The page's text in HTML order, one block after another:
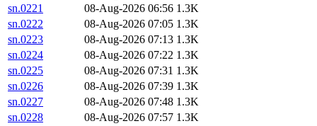
sn.0221
08-Aug-2026 06:56 1.3K
sn.0222
08-Aug-2026 07:05 1.3K
sn.0223
08-Aug-2026 07:13 1.3K
sn.0224
08-Aug-2026 07:22 1.3K
sn.0225
08-Aug-2026 07:31 1.3K
sn.0226
08-Aug-2026 07:39 1.3K
sn.0227
08-Aug-2026 07:48 1.3K
sn.0228
08-Aug-2026 07:57 1.3K